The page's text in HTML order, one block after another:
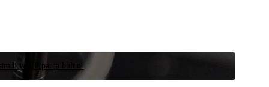
yedek parça bulun.